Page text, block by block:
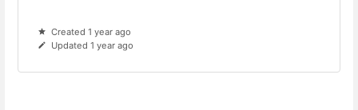
Created 1 year ago
Updated 1 year ago